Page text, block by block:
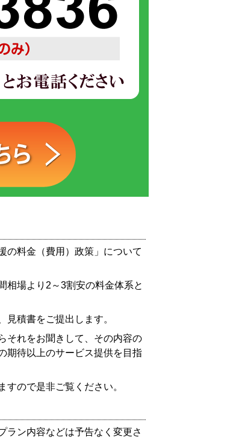
の料金（費用）政策」について
相場より2～3割安の料金体系と
見積書をご提出します。
それをお聞きして、その内容の
期待以上のサービス提供を目指
すので是非ご覧ください。
ラン内容などは予告なく変更さ